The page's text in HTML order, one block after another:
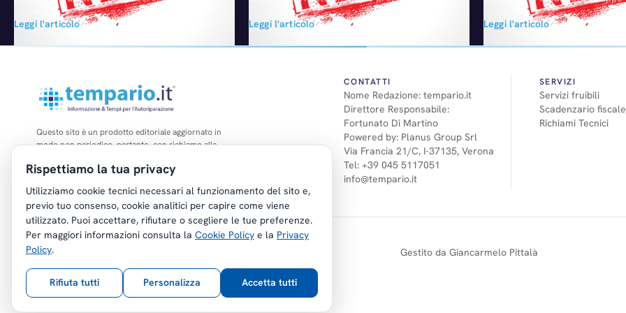
numeri da record con 4.820 espositori. Il
tema centrale della più grande fiera del
da 76 paesi. Detlef Braun, amministratore
delegato di Messe Frankfurt intervistato…
Leggi l'articolo
prevede l'ingresso a tutto tondo nel mercato
della carrozzeria. Da questi giorni è infatti
qualsiasi modello, affidandosi alla
tradizionale professionalità e attenzione…
Leggi l'articolo
aumenterà lo stipendio dei
interinali al livello di quello dei
Leggi l'articolo
Questo sito è un prodotto editoriale aggiornato in
modo non periodico, pertanto, con richiamo alla
obblighi di registrazione di cui all'art. 5 della L.
CONTATTI
Nome Redazione: tempario.it
Direttore Responsabile:
Fortunato Di Martino
Powered by: Planus Group Srl
Via Francia 21/C, I-37135, Verona
Tel: +39 045 5117051
info@tempario.it
SERVIZI
Servizi fruibili
Scadenzario fiscale
Richiami Tecnici
Planus Group Srl - P.I. IT03584100238
Gestito da Giancarmelo Pittalà
Rispettiamo la tua privacy
Utilizziamo cookie tecnici necessari al funzionamento del sito e,
previo tuo consenso, cookie analitici per capire come viene
utilizzato. Puoi accettare, rifiutare o scegliere le tue preferenze.
Per maggiori informazioni consulta la Cookie Policy e la Privacy
Policy.
Rifiuta tutti Personalizza Accetta tutti